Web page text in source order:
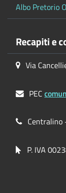
Albo Pretorio
Recapiti e
Via
PEC
Centralino
P. IVA